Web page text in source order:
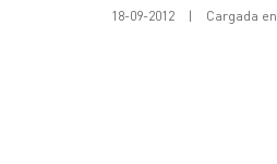
18-09-2012 | Cargada en